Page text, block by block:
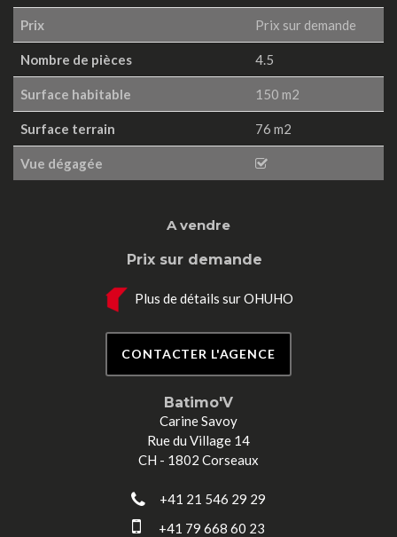
Prix Prix sur demande
Nombre de pièces 4.5
Surface habitable 150 m2
Surface terrain 76 m2
Vue dégagée
A vendre
Prix sur demande
Plus de détails sur OHUHO
CONTACTER L'AGENCE
Batimo'V
Carine Savoy
Rue du Village 14
CH - 1802 Corseaux
+41 21 546 29 29
+41 79 668 60 23